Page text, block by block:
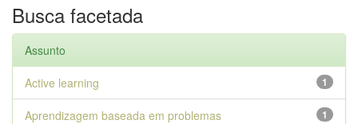
Busca facetada
Assunto
1
Active learning
1
Aprendizagem baseada em problemas